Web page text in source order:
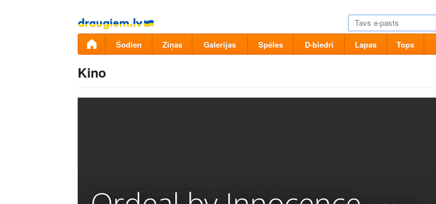
Pāriet
uz
saturu
Šodien Ziņas Galerijas Spēles D-biedri Lapas Tops
Kino